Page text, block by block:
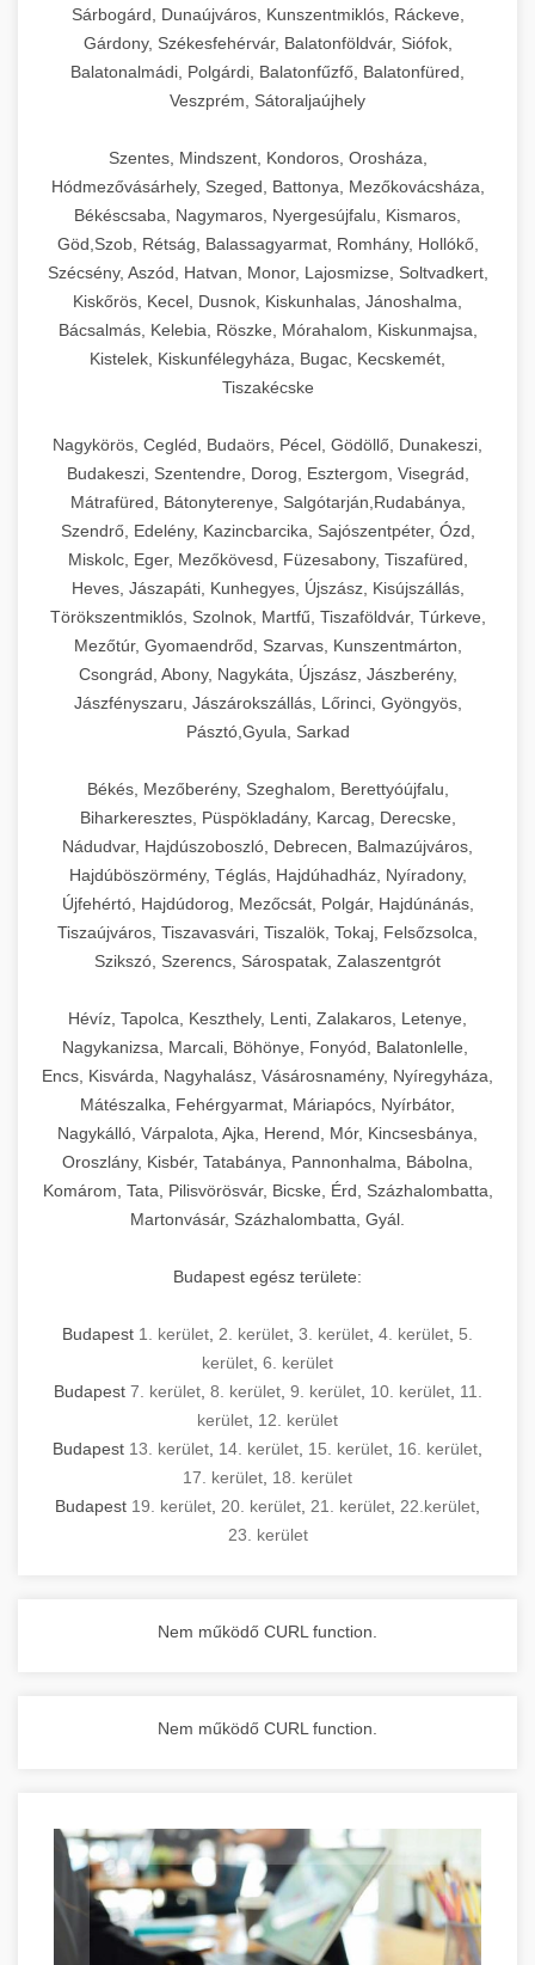
Sárbogárd, Dunaújváros, Kunszentmiklós, Ráckeve,
Gárdony, Székesfehérvár, Balatonföldvár, Siófok,
Balatonalmádi, Polgárdi, Balatonfűzfő, Balatonfüred,
Veszprém, Sátoraljaújhely
Szentes, Mindszent, Kondoros, Orosháza,
Hódmezővásárhely, Szeged, Battonya, Mezőkovácsháza,
Békéscsaba, Nagymaros, Nyergesújfalu, Kismaros,
Göd,Szob, Rétság, Balassagyarmat, Romhány, Hollókő,
Szécsény, Aszód, Hatvan, Monor, Lajosmizse, Soltvadkert,
Kiskőrös, Kecel, Dusnok, Kiskunhalas, Jánoshalma,
Bácsalmás, Kelebia, Röszke, Mórahalom, Kiskunmajsa,
Kistelek, Kiskunfélegyháza, Bugac, Kecskemét,
Tiszakécske
Nagykörös, Cegléd, Budaörs, Pécel, Gödöllő, Dunakeszi,
Budakeszi, Szentendre, Dorog, Esztergom, Visegrád,
Mátrafüred, Bátonyterenye, Salgótarján,Rudabánya,
Szendrő, Edelény, Kazincbarcika, Sajószentpéter, Ózd,
Miskolc, Eger, Mezőkövesd, Füzesabony, Tiszafüred,
Heves, Jászapáti, Kunhegyes, Újszász, Kisújszállás,
Törökszentmiklós, Szolnok, Martfű, Tiszaföldvár, Túrkeve,
Mezőtúr, Gyomaendrőd, Szarvas, Kunszentmárton,
Csongrád, Abony, Nagykáta, Újszász, Jászberény,
Jászfényszaru, Jászárokszállás, Lőrinci, Gyöngyös,
Pásztó,Gyula, Sarkad
Békés, Mezőberény, Szeghalom, Berettyóújfalu,
Biharkeresztes, Püspökladány, Karcag, Derecske,
Nádudvar, Hajdúszoboszló, Debrecen, Balmazújváros,
Hajdúböszörmény, Téglás, Hajdúhadház, Nyíradony,
Újfehértó, Hajdúdorog, Mezőcsát, Polgár, Hajdúnánás,
Tiszaújváros, Tiszavasvári, Tiszalök, Tokaj, Felsőzsolca,
Szikszó, Szerencs, Sárospatak, Zalaszentgrót
Hévíz, Tapolca, Keszthely, Lenti, Zalakaros, Letenye,
Nagykanizsa, Marcali, Böhönye, Fonyód, Balatonlelle,
Encs, Kisvárda, Nagyhalász, Vásárosnamény, Nyíregyháza,
Mátészalka, Fehérgyarmat, Máriapócs, Nyírbátor,
Nagykálló, Várpalota, Ajka, Herend, Mór, Kincsesbánya,
Oroszlány, Kisbér, Tatabánya, Pannonhalma, Bábolna,
Komárom, Tata, Pilisvörösvár, Bicske, Érd, Százhalombatta,
Martonvásár, Százhalombatta, Gyál.
Budapest egész területe:
Budapest 1. kerület 2. kerület 3. kerület 4. kerület 5.
kerület 6. kerület
Budapest 7. kerület, 8. kerület, 9. kerület, 10. kerület, 11.
kerület 12. kerület
Budapest 13. kerület 14. kerület 15. kerület 16. kerület
17. kerület 18. kerület
Budapest 19. kerület 20. kerület 21. kerület 22.kerület
23. kerület
Nem működő CURL function.
Nem működő CURL function.